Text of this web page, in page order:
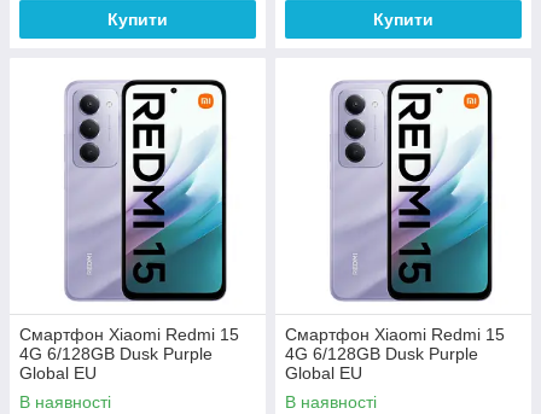
Купити Купити
Смартфон Xiaomi Redmi 15
4G 6/128GB Dusk Purple
Global EU
В наявності
Смартфон Xiaomi Redmi 15
4G 6/128GB Dusk Purple
Global EU
В наявності